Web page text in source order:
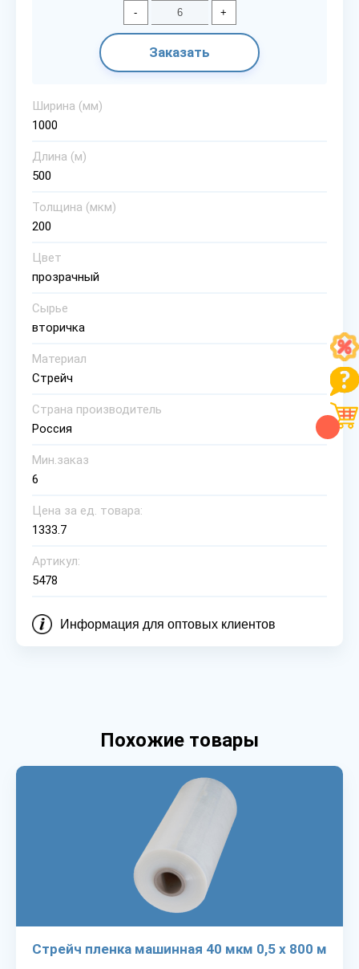
- +
Заказать
Ширина (мм)
1000
Длина (м)
500
Толщина (мкм)
200
Цвет
прозрачный
Сырье
вторичка
Материал
Стрейч
Страна производитель
Россия
Мин.заказ
6
Цена за ед. товара:
1333.7
Артикул:
5478
Информация для оптовых клиентов
Похожие товары
Стрейч пленка машинная 40 мкм 0,5 х 800 м